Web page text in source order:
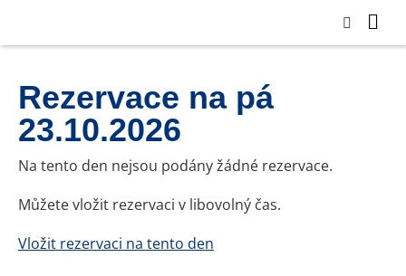
Rezervace na pá
23.10.2026
Na tento den nejsou podány žádné rezervace.
Můžete vložit rezervaci v libovolný čas.
Vložit rezervaci na tento den